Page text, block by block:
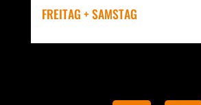
FREITAG + SAMSTAG